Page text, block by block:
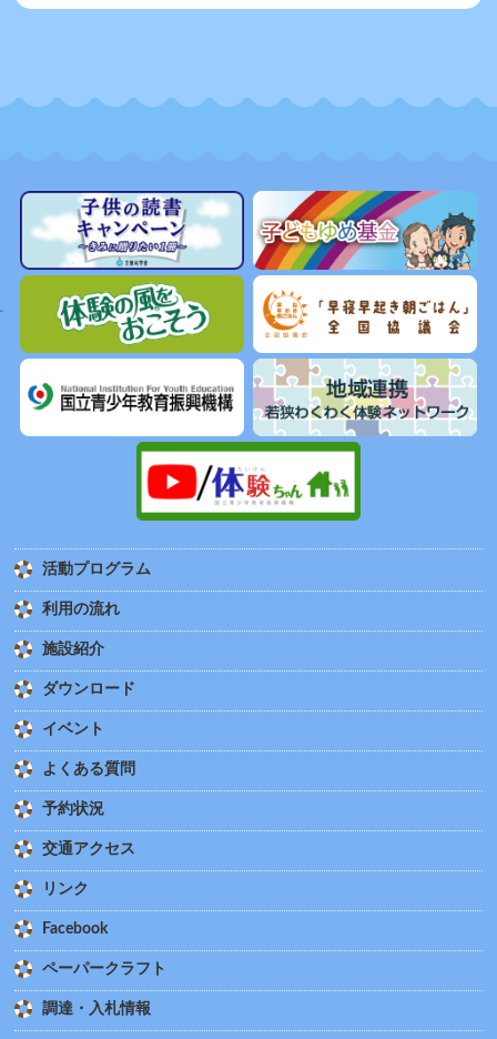
活動プログラム
利用の流れ
施設紹介
ダウンロード
イベント
よくある質問
予約状況
交通アクセス
リンク
Facebook
ペーパークラフト
調達・入札情報